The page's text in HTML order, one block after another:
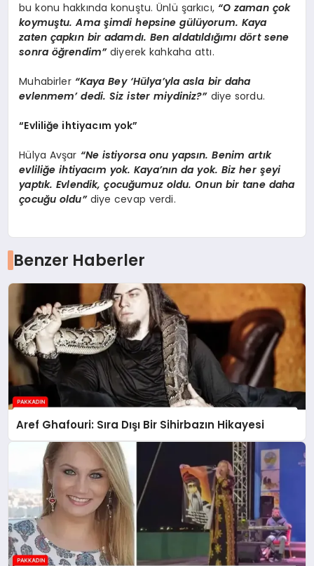
bu konu hakkında konuştu. Ünlü şarkıcı,“O zaman çok
koymuştu. Ama şimdi hepsine gülüyorum. Kaya
zaten çapkın bir adamdı. Ben aldatıldığımı dört sene
sonra öğrendim”diyerek kahkaha attı.
Muhabirler “Kaya Bey ‘Hülya’yla asla bir daha
evlenmem’dedi. Siz ister miydiniz?”diye sordu.
“Evliliğe ihtiyacım yok”
Hülya Avşar “Ne istiyorsa onu yapsın. Benim artık
evliliğe ihtiyacım yok. Kaya’nın da yok. Biz her şeyi
yaptık. Evlendik, çocuğumuz oldu. Onun bir tane daha
çocuğu oldu”diye cevap verdi.
Benzer Haberler
Aref Ghafouri: Sıra Dışı Bir Sihirbazın Hikayesi